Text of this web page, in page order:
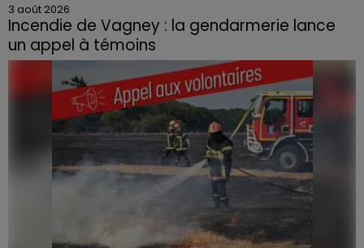
3 août 2026
Incendie de Vagney : la gendarmerie lance
un appel à témoins
Le feu, parti d'une haie avant de se propager au
quartier résidentiel, avait détruit deux habitations et
contraint à l'évacuation d'une centaine de personnes.